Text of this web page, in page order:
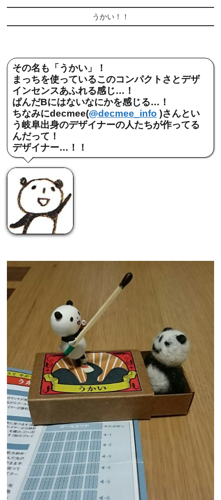
うかい！！
その名も「うかい」！
まっちを使っているこのコンパクトさとデザ
インセンスあふれる感じ…！
ぱんだBにはないなにかを感じる…！
ちなみにdecmee(@decmee_info )さんとい
う岐阜出身のデザイナーの人たちが作ってる
んだって！
デザイナー…！！